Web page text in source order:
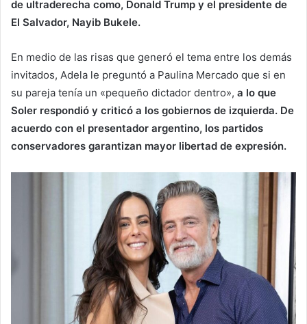
de ultraderecha como, Donald Trump y el presidente de
El Salvador, Nayib Bukele.
En medio de las risas que generó el tema entre los demás
invitados, Adela le preguntó a Paulina Mercado que si en
su pareja tenía un «pequeño dictador dentro», a lo que
Soler respondió y criticó a los gobiernos de izquierda. De
acuerdo con el presentador argentino, los partidos
conservadores garantizan mayor libertad de expresión.